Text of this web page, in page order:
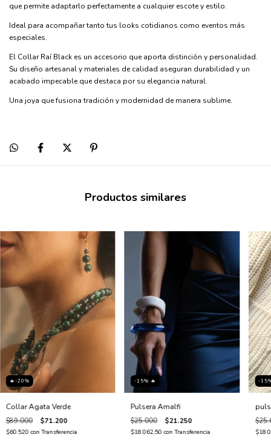
que permite adaptarlo perfectamente a cualquier escote y estilo.
Ideal para acompañar tanto tus looks cotidianos como eventos más
especiales.
El Collar Raí Black es un accesorio que aporta distinción y personalidad.
Su diseño artesanal y materiales de calidad aseguran durabilidad y un
acabado impecable que destaca por su elegancia natural.
Una joya que fusiona tradición y modernidad de manera sublime.
Productos similares
🔥-20%
Collar Agata Verde
$89.000 $71.200
$60.520con Transferencia
-15% 🔥
Pulsera Amalfi
$25.000 $21.250
$18.062,50con Transferencia
-